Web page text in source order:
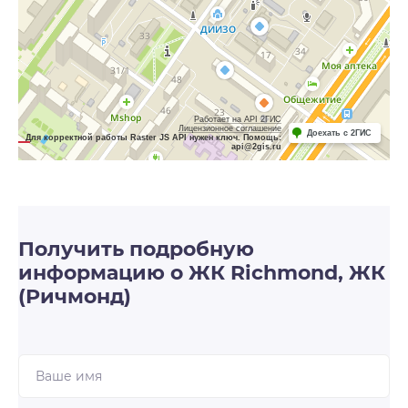
Работает на API 2ГИС
Лицензионное соглашение
Для корректной работы Raster JS API нужен ключ. Помощь:
api@2gis.ru
Доехать с 2ГИС
Получить подробную
информацию о ЖК Richmond, ЖК
(Ричмонд)